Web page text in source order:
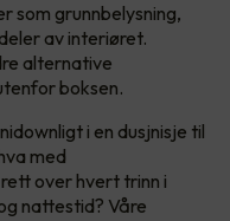
som grunnbelysning,
av interiøret.
alternative
boksen.
i en dusjnisje til
med
over hvert trinn i
nattestid? Våre